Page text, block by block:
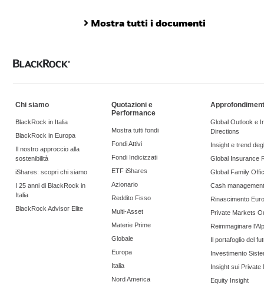
Mostra tutti i documenti
Chi siamo
BlackRock in Italia
BlackRock in Europa
Il nostro approccio alla
sostenibilità
iShares: scopri chi siamo
I 25 anni di BlackRock in
Italia
BlackRock Advisor Elite
Quotazioni e
Performance
Mostra tutti fondi
Fondi Attivi
Fondi Indicizzati
ETF iShares
Azionario
Reddito Fisso
Multi-Asset
Materie Prime
Globale
Europa
Italia
Nord America
Global Outlook e
Directions
Insight e trend
Global Insurance
Global Family
Cash management
Rinascimento
Private Markets
Reimmaginare
Il portafoglio del
Investimento
Insight sui Private
Equity Insight